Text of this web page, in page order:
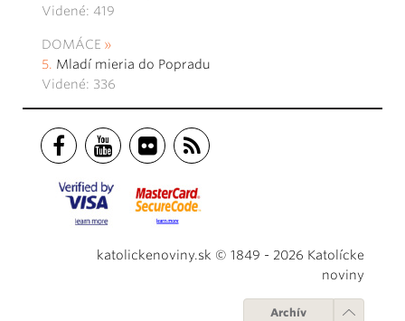
Videné: 419
DOMÁCE
Mladí mieria do Popradu
Videné: 336
katolickenoviny.sk © 1849 - 2026 Katolícke
noviny
Archív